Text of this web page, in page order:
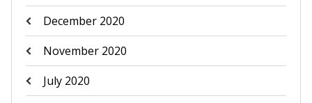
December 2020
November 2020
July 2020